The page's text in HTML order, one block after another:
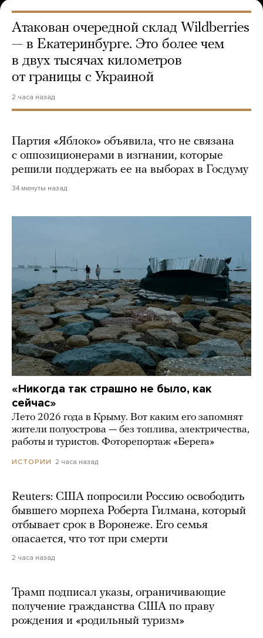
Атакован очередной склад Wildberries
— в Екатеринбурге. Это более чем
в двух тысячах километров
от границы с Украиной
2 часа назад
Партия «Яблоко» объявила, что не связана
с оппозиционерами в изгнании, которые
решили поддержать ее на выборах в Госдуму
34 минуты назад
«Никогда так страшно не было, как
сейчас»
Лето 2026 года в Крыму. Вот каким его запомнят
жители полуострова — без топлива, электричества,
работы и туристов. Фоторепортаж «Берега»
ИСТОРИИ 2 часа назад
Reuters: США попросили Россию освободить
бывшего морпеха Роберта Гилмана, который
отбывает срок в Воронеже. Его семья
опасается, что тот при смерти
2 часа назад
Трамп подписал указы, ограничивающие
получение гражданства США по праву
рождения и «родильный туризм»